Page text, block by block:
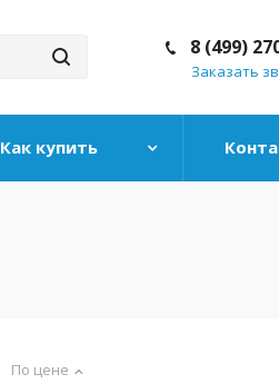
8 (499)
Заказать
Как купить
По цене